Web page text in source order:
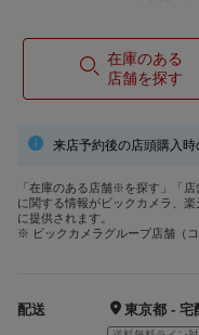
在庫のある
店舗を探す
来店予約後の店頭購入
「在庫のある店舗※を探す」「
に関する情報がビックカメラ、
に提供されます。
※ ビックカメラグループ店舗（コ
配送 東京都 - 宅